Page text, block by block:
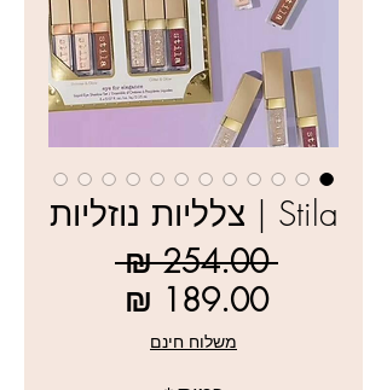
Stila | צלליות נוזליות
‏254.00 ‏₪
מחיר
משלוח חינם